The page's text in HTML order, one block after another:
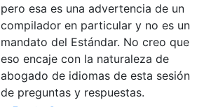
pero esa es una advertencia de un
compilador en particular y no es un
mandato del Estándar. No creo que
eso encaje con la naturaleza de
abogado de idiomas de esta sesión
de preguntas y respuestas.